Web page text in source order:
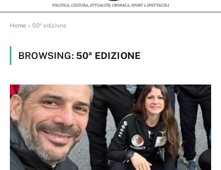
Home » 50ª edizione
BROWSING: 50ª EDIZIONE